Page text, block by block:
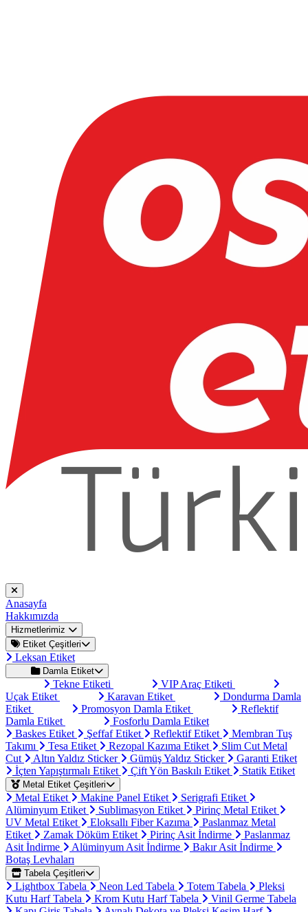
Anasayfa
Hakkımızda
Hizmetlerimiz
Etiket Çeşitleri
Leksan Etiket
Damla Etiket
Tekne Etiketi
VIP Araç Etiketi
Uçak Etiket
Karavan Etiket
Dondurma Damla
Etiket
Promosyon Damla Etiket
Reflektif
Damla Etiket
Fosforlu Damla Etiket
Baskes Etiket
Şeffaf Etiket Reflektif Etiket
Membran Tuş
Takımı
Tesa Etiket Rezopal Kazıma Etiket
Slim Cut Metal
Cut
Altın Yaldız Sticker Gümüş Yaldız Sticker
Garanti Etiket
İçten Yapıştırmalı Etiket
Çift Yön Baskılı Etiket Statik Etiket
Metal Etiket Çeşitleri
Metal Etiket Makine Panel Etiket
Serigrafi Etiket
Alüminyum Etiket
Sublimasyon Etiket
Pirinç Metal Etiket
UV Metal Etiket
Eloksallı Fiber Kazıma
Paslanmaz Metal
Etiket
Zamak Döküm Etiket Pirinç Asit İndirme
Paslanmaz
Asit İndirme
Alüminyum Asit İndirme
Bakır Asit İndirme
Botaş Levhaları
Tabela Çeşitleri
Lightbox Tabela Neon Led Tabela Totem Tabela
Pleksi
Kutu Harf Tabela
Krom Kutu Harf Tabela
Vinil Germe Tabela